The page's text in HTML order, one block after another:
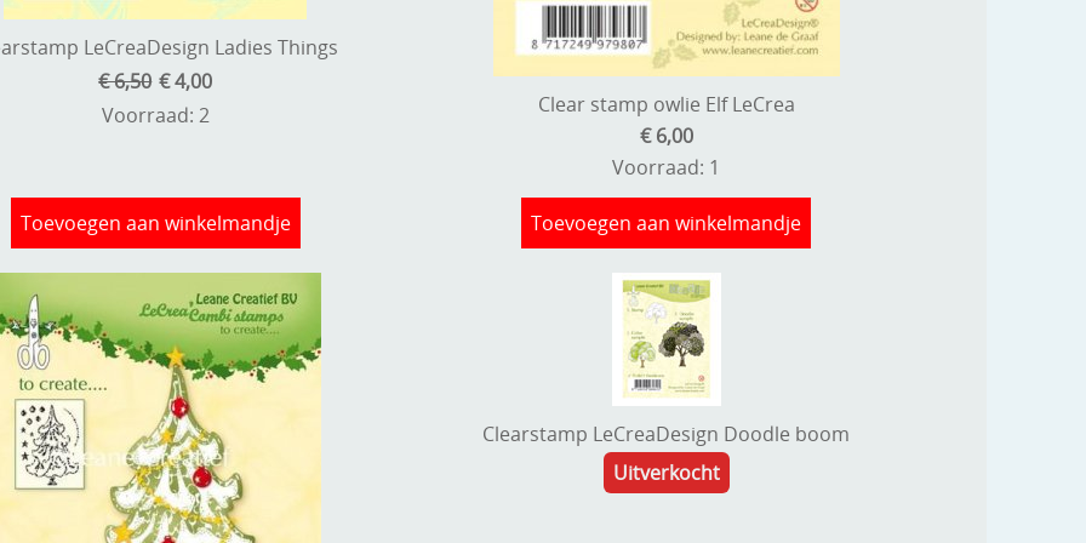
LeCreaDesign Ladies Things
€ 6,50 € 4,00
Voorraad: 2
Toevoegen aan winkelmandje
Clear stamp owlie Elf LeCrea
€ 6,00
Voorraad: 1
Toevoegen aan winkelmandje
Clearstamp LeCreaDesign Doodle boom
Uitverkocht